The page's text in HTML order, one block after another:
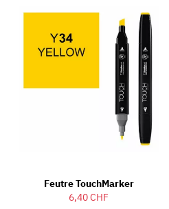
Feutre TouchMarker
6,40 CHF